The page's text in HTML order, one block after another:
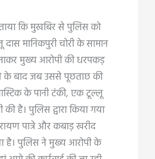
कि मुखबिर से पुलिस को
मानिकपुरी चोरी के सामान
मुख्य आरोपी की धरपकड़
के बाद जब उससे पूछताछ की
के पानी टंकी, एक टूल्लू
है। पुलिस द्वारा किया गया
पात्रे और कबाड़ खरीद
है। पुलिस ने मुख्य आरोपी के